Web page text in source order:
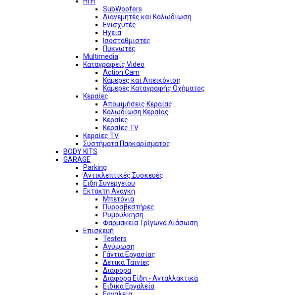
SubWoofers
Διανεμητές και Καλωδίωση
Ενισχυτές
Ηχεία
Ισοσταθμιστές
Πυκνωτές
Multimedia
Καταγραφείς Video
Action Cam
Κάμερες και Απεικόνιση
Κάμερες Καταγραφής Οχήματος
Κεραίες
Απομιμήσεις Κεραίας
Καλωδίωση Κεραίας
Κεραίες
Κεραίες TV
Κεραίες TV
Συστήματα Παρκαρίσματος
BODY KITS
GARAGE
Parking
Αντικλεπτικές Συσκευές
Ειδη Συνεργείου
Εκτακτη Ανάγκη
Μπετόνια
Πυροσβεστήρες
Ρυμούλκηση
Φαρμακεία Τρίγωνα Διάσωση
Επισκευή
Testers
Ανύψωση
Γάντια Εργασίας
Δετικά Ταινίες
Διάφορα
Διάφορα Είδη - Ανταλλακτικά
Ειδικά Εργαλεία